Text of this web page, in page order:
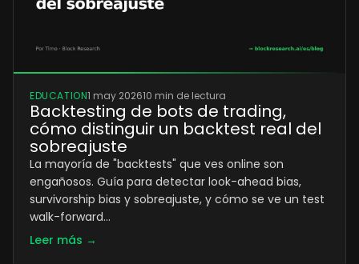
EDUCATION1 may 202610 min de lectura
Backtesting de bots de trading,
cómo distinguir un backtest real del
sobreajuste
La mayoría de "backtests" que ves online son
engañosos. Guía para detectar look-ahead bias,
survivorship bias y sobreajuste, y cómo se ve un test
walk-forward…
Leer más →